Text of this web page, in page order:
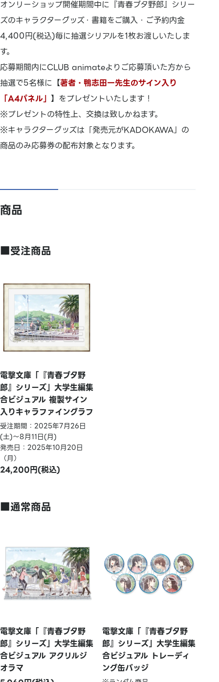
オンリーショップ開催期間中に『青春ブタ野郎』シリー
ズのキャラクターグッズ・書籍をご購入・ご予約内金
4,400円(税込)毎に抽選シリアルを1枚お渡しいたしま
す。
応募期間内にCLUB animateよりご応募頂いた方から
抽選で5名様に【著者・鴨志田一先生のサイン入り
「A4パネル」 】をプレゼントいたします！
※プレゼントの特性上、交換は致しかねます。
※キャラクターグッズは「発売元がKADOKAWA」の
商品のみ応募券の配布対象となります。
商品
■受注商品
電撃文庫「『青春ブタ野
郎』シリーズ」大学生編集
合ビジュアル 複製サイン
入りキャラファイングラフ
受注期間：2025年7月26日
(土)～8月11日(月)
発売日：2025年10月20日
（月）
24,200円(税込)
■通常商品
電撃文庫「『青春ブタ野
郎』シリーズ」大学生編集
合ビジュアル アクリルジ
オラマ
電撃文庫「『青春ブタ野
郎』シリーズ」大学生編集
合ビジュアル トレーディ
ング缶バッジ